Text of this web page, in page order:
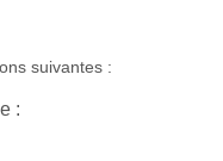
suivantes :
: